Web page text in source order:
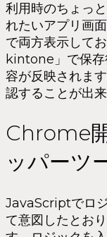
利用時のちょっ
れたいアプリ画
で両方表示して
kintone」で保存
容が反映されま
認することが出
Chrome
ッパーツ
JavaScriptでロ
て意図したとお